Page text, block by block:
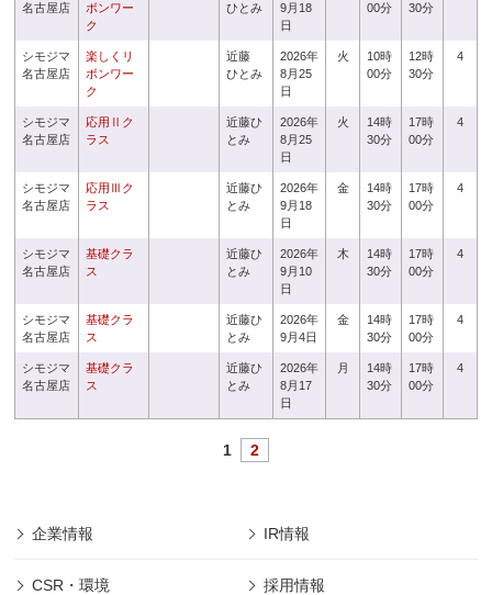
名古屋店
ボンワー
ク
ひとみ
9月18
日
00分
30分
シモジマ
名古屋店
楽しくリ
ボンワー
ク
近藤
ひとみ
2026年
8月25
日
火
10時
00分
12時
30分
4
シモジマ
名古屋店
応用Ⅱク
ラス
近藤ひ
とみ
2026年
8月25
日
火
14時
30分
17時
00分
4
シモジマ
名古屋店
応用Ⅲク
ラス
近藤ひ
とみ
2026年
9月18
日
金
14時
30分
17時
00分
4
シモジマ
名古屋店
基礎クラ
ス
近藤ひ
とみ
2026年
9月10
日
木
14時
30分
17時
00分
4
シモジマ
名古屋店
基礎クラ
ス
近藤ひ
とみ
2026年
9月4日
金
14時
30分
17時
00分
4
シモジマ
名古屋店
基礎クラ
ス
近藤ひ
とみ
2026年
8月17
日
月
14時
30分
17時
00分
4
1 2
企業情報 IR情報
CSR・環境 採用情報